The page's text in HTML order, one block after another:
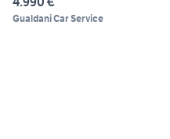
Gualdani Car Service